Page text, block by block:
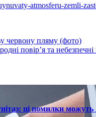
atmosferu-zemli-
червону пляму (фото)
повір’я та
ці помилки можуть